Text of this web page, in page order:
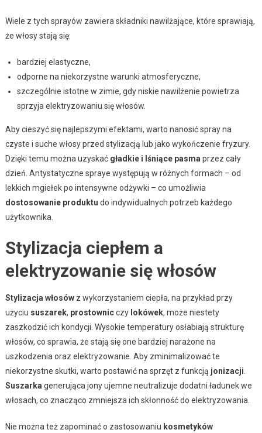
Wiele z tych sprayów zawiera składniki nawilżające, które sprawiają,
że włosy stają się:
bardziej elastyczne,
odporne na niekorzystne warunki atmosferyczne,
szczególnie istotne w zimie, gdy niskie nawilżenie powietrza
sprzyja elektryzowaniu się włosów.
Aby cieszyć się najlepszymi efektami, warto nanosić spray na
czyste i suche włosy przed stylizacją lub jako wykończenie fryzury.
Dzięki temu można uzyskać gładkie i lśniące pasma przez cały
dzień. Antystatyczne spraye występują w różnych formach – od
lekkich mgiełek po intensywne odżywki – co umożliwia
dostosowanie produktu do indywidualnych potrzeb każdego
użytkownika.
Stylizacja ciepłem a
elektryzowanie się włosów
Stylizacja włosówz wykorzystaniem ciepła, na przykład przy
użyciu suszarek, prostownicczy lokówek, może niestety
zaszkodzić ich kondycji. Wysokie temperatury osłabiają strukturę
włosów, co sprawia, że stają się one bardziej narażone na
uszkodzenia oraz elektryzowanie. Aby zminimalizować te
niekorzystne skutki, warto postawić na sprzęt z funkcją jonizacji
Suszarka generująca jony ujemne neutralizuje dodatni ładunek we
włosach, co znacząco zmniejsza ich skłonność do elektryzowania.
Nie można też zapominać o zastosowaniu kosmetyków